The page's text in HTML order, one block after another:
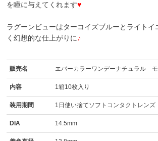
を瞳に与えてくれます♥
ラグーンビューはターコイズブルーとライトイ
く幻想的な仕上がりに♪
販売名 エバーカラーワンデーナチュラル
内容 1箱10枚入り
装用期間 1日使い捨てソフトコンタクトレンズ
DIA 14.5mm